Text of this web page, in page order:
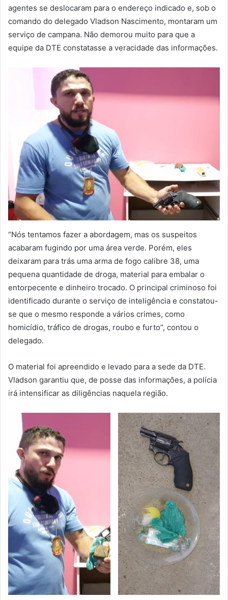
agentes se deslocaram para o endereço indicado e, sob o
comando do delegado Vladson Nascimento, montaram um
serviço de campana. Não demorou muito para que a
equipe da DTE constatasse a veracidade das informações.
“Nós tentamos fazer a abordagem, mas os suspeitos
acabaram fugindo por uma área verde. Porém, eles
deixaram para trás uma arma de fogo calibre 38, uma
pequena quantidade de droga, material para embalar o
entorpecente e dinheiro trocado. O principal criminoso foi
identificado durante o serviço de inteligência e constatou-
se que o mesmo responde a vários crimes, como
homicídio, tráfico de drogas, roubo e furto”, contou o
delegado.
O material foi apreendido e levado para a sede da DTE.
Vladson garantiu que, de posse das informações, a polícia
irá intensificar as diligências naquela região.